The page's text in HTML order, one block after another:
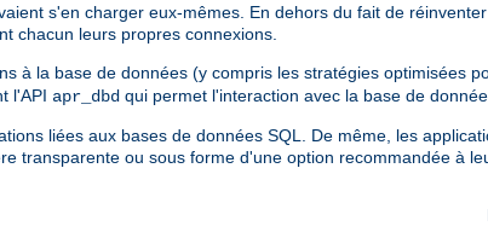
s'en charger eux-mêmes. En dehors du fait de réinventer
chacun leurs propres connexions.
à la base de données (y compris les stratégies optimisées
l'API apr_dbd qui permet l'interaction avec la base de
liées aux bases de données SQL. De même, les
transparente ou sous forme d'une option recommandée à